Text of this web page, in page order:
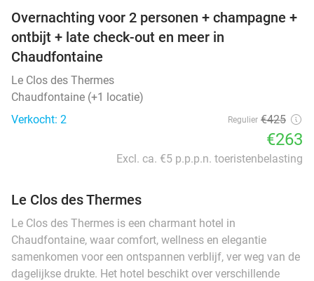
Overnachting voor 2 personen + champagne +
ontbijt + late check-out en meer in
Chaudfontaine
Le Clos des Thermes
Chaudfontaine (+1 locatie)
Verkocht: 2
Regulier €425
€263
Excl. ca. €5 p.p.p.n. toeristenbelasting
Le Clos des Thermes
Le Clos des Thermes is een charmant hotel in
Chaudfontaine, waar comfort, wellness en elegantie
samenkomen voor een ontspannen verblijf, ver weg van de
dagelijkse drukte. Het hotel beschikt over verschillende